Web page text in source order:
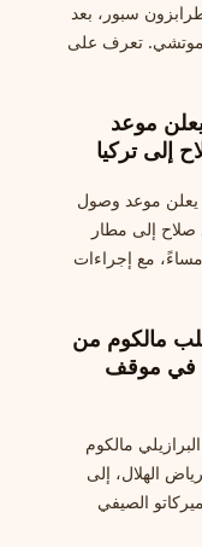
10 في طرابزون سبور، بعد
موتشي. تعرف على
موعد
إلى تركيا
يعلن موعد وصول
إلى مطار
مساءً، مع إجراءات
مالكوم من
في موقف
مالكوم
الهلال، إلى
الصيفي